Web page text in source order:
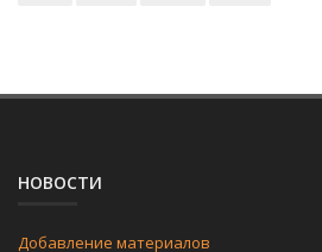
НОВОСТИ
Добавление материалов